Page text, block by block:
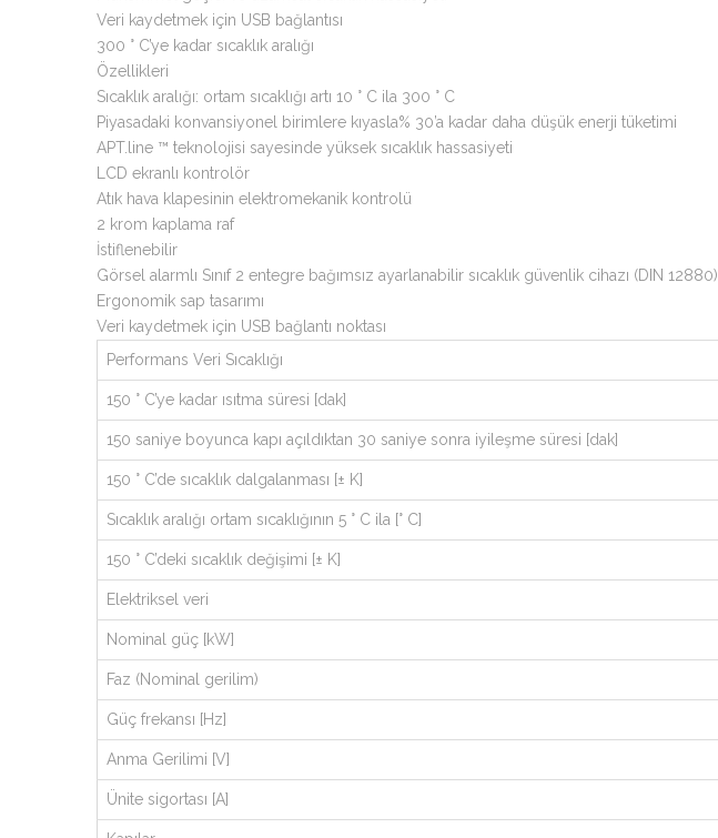
Veri kaydetmek için USB bağlantısı
300 ° C’ye kadar sıcaklık aralığı
Özellikleri
Sıcaklık aralığı: ortam sıcaklığı artı 10 ° C ila 300 ° C
Piyasadaki konvansiyonel birimlere kıyasla% 30’a kadar daha düşük enerji tüketimi
APT.line ™ teknolojisi sayesinde yüksek sıcaklık hassasiyeti
LCD ekranlı kontrolör
Atık hava klapesinin elektromekanik kontrolü
2 krom kaplama raf
İstiflenebilir
Görsel alarmlı Sınıf 2 entegre bağımsız ayarlanabilir sıcaklık güvenlik cihazı (DIN 12880)
Ergonomik sap tasarımı
Veri kaydetmek için USB bağlantı noktası
Performans Veri Sıcaklığı
150 ° C’ye kadar ısıtma süresi [dak]
150 saniye boyunca kapı açıldıktan 30 saniye sonra iyileşme süresi [dak]
150 ° C’de sıcaklık dalgalanması [± K]
Sıcaklık aralığı ortam sıcaklığının 5 ° C ila [° C]
150 ° C’deki sıcaklık değişimi [± K]
Elektriksel veri
Nominal güç [kW]
Faz (Nominal gerilim)
Güç frekansı [Hz]
Anma Gerilimi [V]
Ünite sigortası [A]